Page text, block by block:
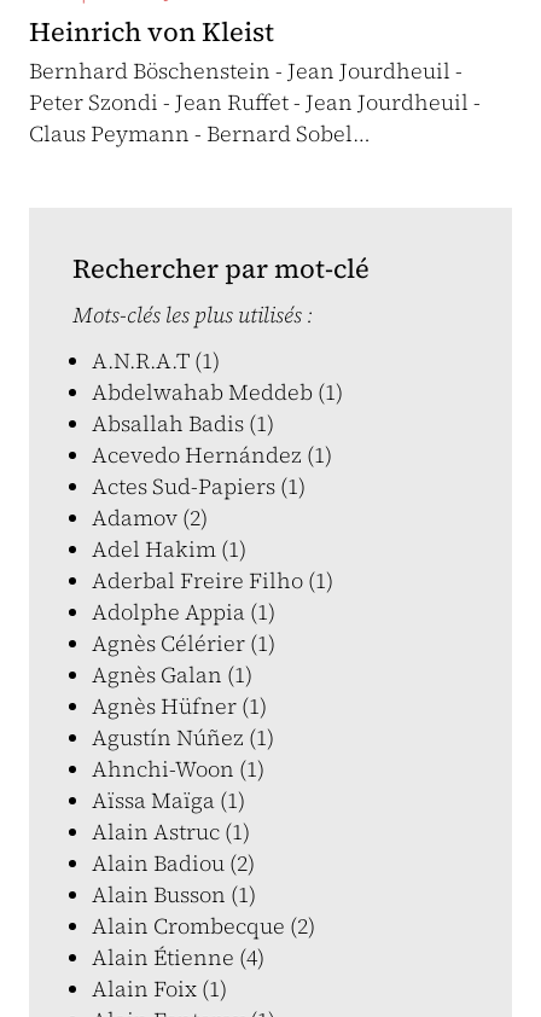
Heinrich von Kleist
Bernhard Böschenstein - Jean Jourdheuil -
Peter Szondi - Jean Ruffet - Jean Jourdheuil -
Claus Peymann - Bernard Sobel…
Rechercher par mot-clé
Mots-clés les plus utilisés :
A.N.R.A.T (1)
Abdelwahab Meddeb (1)
Absallah Badis (1)
Acevedo Hernández (1)
Actes Sud-Papiers (1)
Adamov (2)
Adel Hakim (1)
Aderbal Freire Filho (1)
Adolphe Appia (1)
Agnès Célérier (1)
Agnès Galan (1)
Agnès Hüfner (1)
Agustín Núñez (1)
Ahnchi-Woon (1)
Aïssa Maïga (1)
Alain Astruc (1)
Alain Badiou (2)
Alain Busson (1)
Alain Crombecque (2)
Alain Étienne (4)
Alain Foix (1)